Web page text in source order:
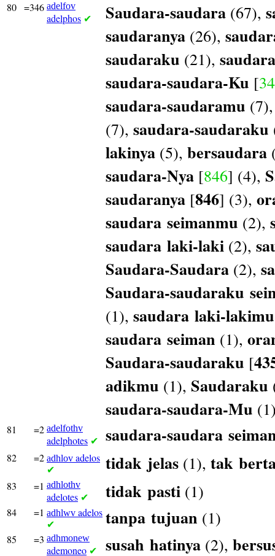
80 =346 adelfov
adelphos ✔ Saudara-saudara (67),
saudaranya (26),
saudaraku (21), saudara
saudara-saudara-Ku [
saudara-saudaramu
(7), saudara-saudaraku
lakinya (5), bersaudara
saudara-Nya [846] (4),
saudaranya [846] (3),
saudara seimanmu (2),
saudara laki-laki (2),
Saudara-Saudara (2),
Saudara-saudaraku
(1), saudara laki-lakimu
saudara seiman (1),
Saudara-saudaraku [
adikmu (1), Saudaraku
saudara-saudara-Mu
81 =2 adelfothv
adelphotes ✔ saudara-saudara
82 =2 adhlov adelos
✔ tidak jelas (1), tak
83 =1 adhlothv
adelotes ✔ tidak pasti (1)
84 =1 adhlwv adelos
✔ tanpa tujuan (1)
85 =3 adhmonew
ademoneo ✔ susah hatinya (2),